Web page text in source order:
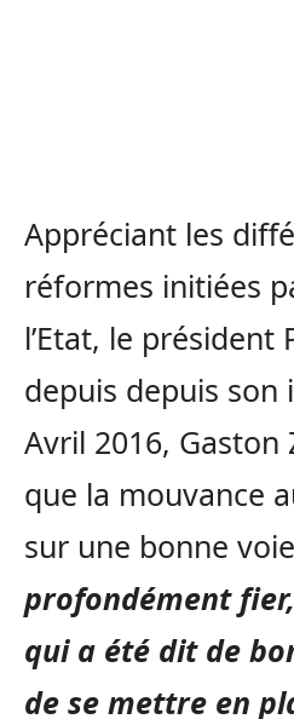
Appréciant les
réformes initiées
l’Etat, le président
depuis depuis son
Avril 2016, Gaston
que la mouvance
sur une bonne
profondément
qui a été dit de
de se mettre en